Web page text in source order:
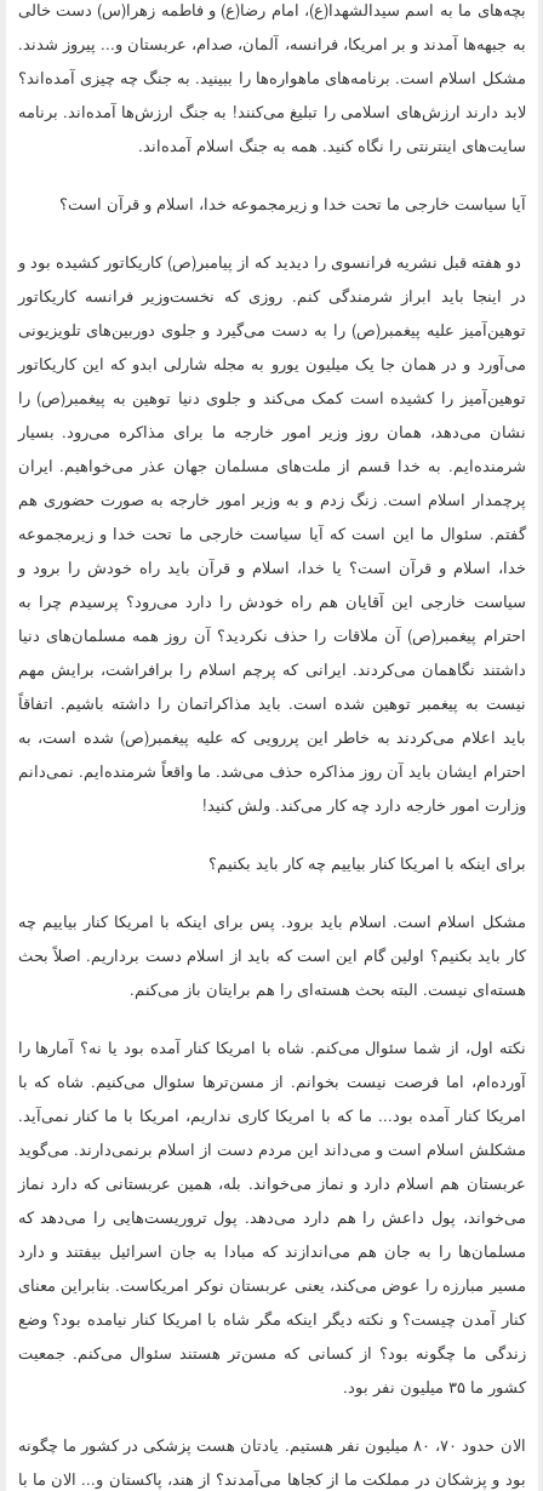
بچه‌های ما به اسم سیدالشهدا(ع)، امام رضا(ع) و فاطمه زهرا(س) دست خالی
به جبهه‌ها آمدند و بر امریکا، فرانسه، آلمان، صدام، عربستان و... پیروز شدند.
مشکل اسلام است. برنامه‌های ماهواره‌ها را ببینید. به جنگ چه چیزی آمده‌اند؟
لابد دارند ارزش‌های اسلامی را تبلیغ می‌کنند! به جنگ ارزش‌ها آمده‌اند. برنامه
سایت‌های اینترنتی را نگاه کنید. همه به جنگ اسلام آمده‌اند.
آیا سیاست خارجی ما تحت خدا و زیرمجموعه خدا، اسلام و قرآن است؟
دو هفته قبل نشریه فرانسوی را دیدید که از پیامبر(ص) کاریکاتور کشیده بود و
در اینجا باید ابراز شرمندگی کنم. روزی که نخست‌وزیر فرانسه کاریکاتور
توهین‌آمیز علیه پیغمبر(ص) را به دست می‌گیرد و جلوی دوربین‌های تلویزیونی
می‌آورد و در همان جا یک میلیون یورو به مجله شارلی ابدو که این کاریکاتور
توهین‌آمیز را کشیده است کمک می‌کند و جلوی دنیا توهین به پیغمبر(ص) را
نشان می‌دهد، همان روز وزیر امور خارجه ما برای مذاکره می‌رود. بسیار
شرمنده‌ایم. به خدا قسم از ملت‌های مسلمان جهان عذر می‌خواهیم. ایران
پرچمدار اسلام است. زنگ زدم و به وزیر امور خارجه به صورت حضوری هم
گفتم. سئوال ما این است که آیا سیاست خارجی ما تحت خدا و زیرمجموعه
خدا، اسلام و قرآن است؟ یا خدا، اسلام و قرآن باید راه خودش را برود و
سیاست خارجی این آقایان هم راه خودش را دارد می‌رود؟ پرسیدم چرا به
احترام پیغمبر(ص) آن ملاقات را حذف نکردید؟ آن روز همه مسلمان‌های دنیا
داشتند نگاهمان می‌کردند. ایرانی که پرچم اسلام را برافراشت، برایش مهم
نیست به پیغمبر توهین شده است. باید مذاکراتمان را داشته باشیم. اتفاقاً
باید اعلام می‌کردند به خاطر این پررویی که علیه پیغمبر(ص) شده است، به
احترام ایشان باید آن روز مذاکره حذف می‌شد. ما واقعاً شرمنده‌ایم. نمی‌دانم
وزارت امور خارجه دارد چه کار می‌کند. ولش کنید!
برای اینکه با امریکا کنار بیاییم چه کار باید بکنیم؟
مشکل اسلام است. اسلام باید برود. پس برای اینکه با امریکا کنار بیاییم چه
کار باید بکنیم؟ اولین گام این است که باید از اسلام دست برداریم. اصلاً بحث
هسته‌ای نیست. البته بحث هسته‌ای را هم برایتان باز می‌کنم.
نکته اول، از شما سئوال می‌کنم. شاه با امریکا کنار آمده بود یا نه؟ آمارها را
آورده‌ام، اما فرصت نیست بخوانم. از مسن‌ترها سئوال می‌کنیم. شاه که با
امریکا کنار آمده بود... ما که با امریکا کاری نداریم، امریکا با ما کنار نمی‌آید.
مشکلش اسلام است و می‌داند این مردم دست از اسلام برنمی‌دارند. می‌گوید
عربستان هم اسلام دارد و نماز می‌خواند. بله، همین عربستانی که دارد نماز
می‌خواند، پول داعش را هم دارد می‌دهد. پول تروریست‌هایی را می‌دهد که
مسلمان‌ها را به جان هم می‌اندازند که مبادا به جان اسرائیل بیفتند و دارد
مسیر مبارزه را عوض می‌کند، یعنی عربستان نوکر امریکاست. بنابراین معنای
کنار آمدن چیست؟ و نکته دیگر اینکه مگر شاه با امریکا کنار نیامده بود؟ وضع
زندگی ما چگونه بود؟ از کسانی که مسن‌تر هستند سئوال می‌کنم. جمعیت
کشور ما ۳۵ میلیون نفر بود.
الان حدود ۷۰، ۸۰ میلیون نفر هستیم. یادتان هست پزشکی در کشور ما چگونه
بود و پزشکان در مملکت ما از کجاها می‌آمدند؟ از هند، پاکستان و... الان ما با